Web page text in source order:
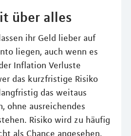
über alles
ihr Geld lieber auf
liegen, auch wenn es
Inflation Verluste
das kurzfristige Risiko
das weitaus
ohne ausreichendes
Risiko wird zu häufig
als Chance angesehen.